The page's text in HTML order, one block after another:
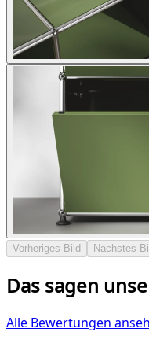
Vorheriges Bild Nächstes
Das sagen
Alle Bewertungen